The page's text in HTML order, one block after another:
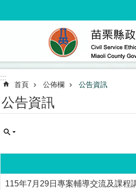
:::
首頁 公佈欄 公告資訊
公告資訊
115年7月29日專案輔導交流及課程